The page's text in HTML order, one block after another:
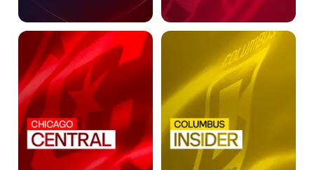
Chicago
Central
Columbus